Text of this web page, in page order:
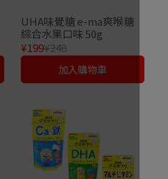
UHA味覺糖 e-ma爽喉糖
綜合水果口味 50g
¥199¥248
加入購物車